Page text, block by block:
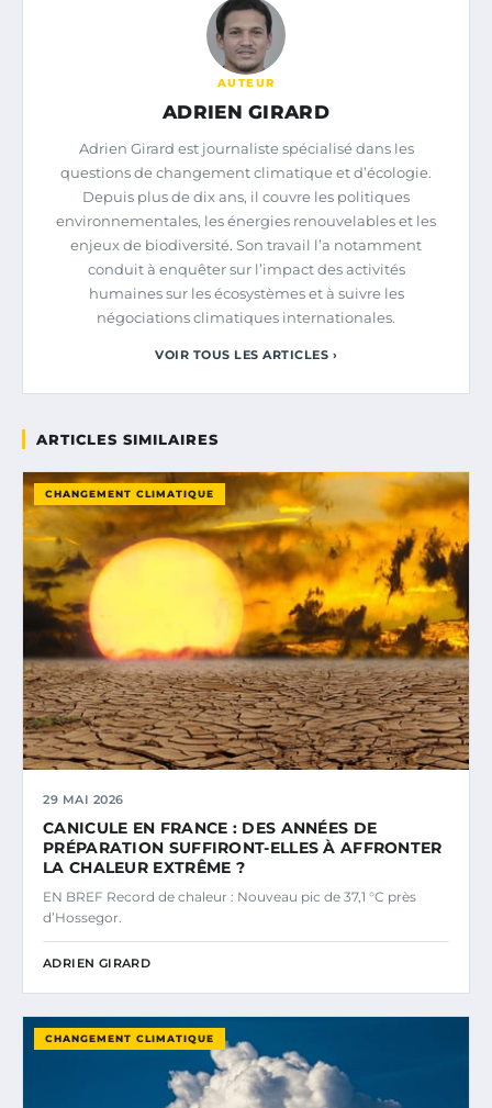
AUTEUR
ADRIEN GIRARD
Adrien Girard est journaliste spécialisé dans les
questions de changement climatique et d’écologie.
Depuis plus de dix ans, il couvre les politiques
environnementales, les énergies renouvelables et les
enjeux de biodiversité. Son travail l’a notamment
conduit à enquêter sur l’impact des activités
humaines sur les écosystèmes et à suivre les
négociations climatiques internationales.
VOIR TOUS LES ARTICLES ›
ARTICLES SIMILAIRES
CHANGEMENT CLIMATIQUE
29 MAI 2026
CANICULE EN FRANCE : DES ANNÉES DE
PRÉPARATION SUFFIRONT-ELLES À AFFRONTER
LA CHALEUR EXTRÊME ?
EN BREF Record de chaleur : Nouveau pic de 37,1 °C près
d’Hossegor.
ADRIEN GIRARD
CHANGEMENT CLIMATIQUE